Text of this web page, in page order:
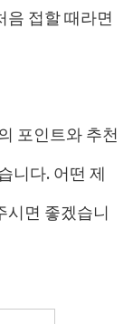
음 접할 때라면
포인트와 추천
니다. 어떤 제
시면 좋겠습니